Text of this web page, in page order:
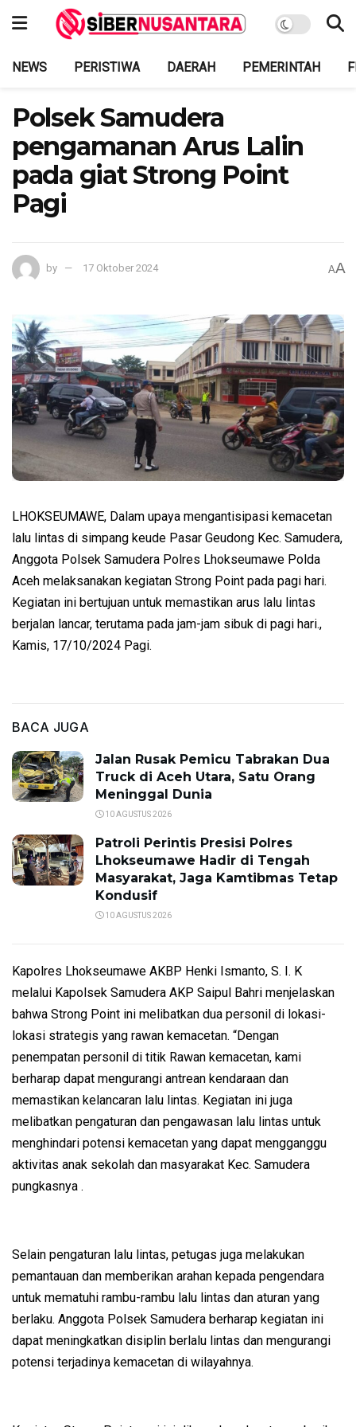
NEWS PERISTIWA DAERAH PEMERINTAH
Polsek Samudera
pengamanan Arus Lalin
pada giat Strong Point
Pagi
by 17 Oktober 2024 AA
LHOKSEUMAWE, Dalam upaya mengantisipasi kemacetan
lalu lintas di simpang keude Pasar Geudong Kec. Samudera,
Anggota Polsek Samudera Polres Lhokseumawe Polda
Aceh melaksanakan kegiatan Strong Point pada pagi hari.
Kegiatan ini bertujuan untuk memastikan arus lalu lintas
berjalan lancar, terutama pada jam-jam sibuk di pagi hari.,
Kamis, 17/10/2024 Pagi.
BACA JUGA
Jalan Rusak Pemicu Tabrakan Dua
Truck di Aceh Utara, Satu Orang
Meninggal Dunia
10 AGUSTUS 2026
Patroli Perintis Presisi Polres
Lhokseumawe Hadir di Tengah
Masyarakat, Jaga Kamtibmas Tetap
Kondusif
10 AGUSTUS 2026
Kapolres Lhokseumawe AKBP Henki Ismanto, S. I. K
melalui Kapolsek Samudera AKP Saipul Bahri menjelaskan
bahwa Strong Point ini melibatkan dua personil di lokasi-
lokasi strategis yang rawan kemacetan. “Dengan
penempatan personil di titik Rawan kemacetan, kami
berharap dapat mengurangi antrean kendaraan dan
memastikan kelancaran lalu lintas. Kegiatan ini juga
melibatkan pengaturan dan pengawasan lalu lintas untuk
menghindari potensi kemacetan yang dapat mengganggu
aktivitas anak sekolah dan masyarakat Kec. Samudera
pungkasnya .
Selain pengaturan lalu lintas, petugas juga melakukan
pemantauan dan memberikan arahan kepada pengendara
untuk mematuhi rambu-rambu lalu lintas dan aturan yang
berlaku. Anggota Polsek Samudera berharap kegiatan ini
dapat meningkatkan disiplin berlalu lintas dan mengurangi
potensi terjadinya kemacetan di wilayahnya.